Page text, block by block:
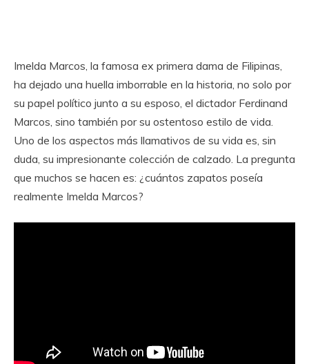
Imelda Marcos, la famosa ex primera dama de Filipinas,
ha dejado una huella imborrable en la historia, no solo por
su papel político junto a su esposo, el dictador Ferdinand
Marcos, sino también por su ostentoso estilo de vida.
Uno de los aspectos más llamativos de su vida es, sin
duda, su impresionante colección de calzado. La pregunta
que muchos se hacen es: ¿cuántos zapatos poseía
realmente Imelda Marcos?